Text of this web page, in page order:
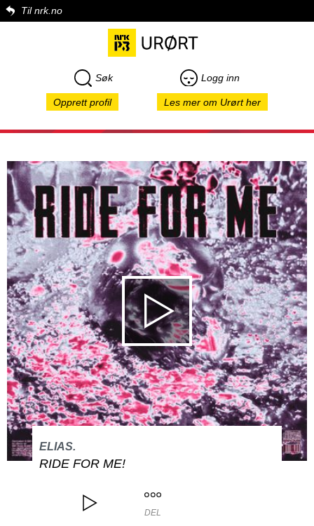
Til nrk.no
Søk Logg inn
Opprett profil Les mer om Urørt her
ELIAS.
RIDE FOR ME!
DEL